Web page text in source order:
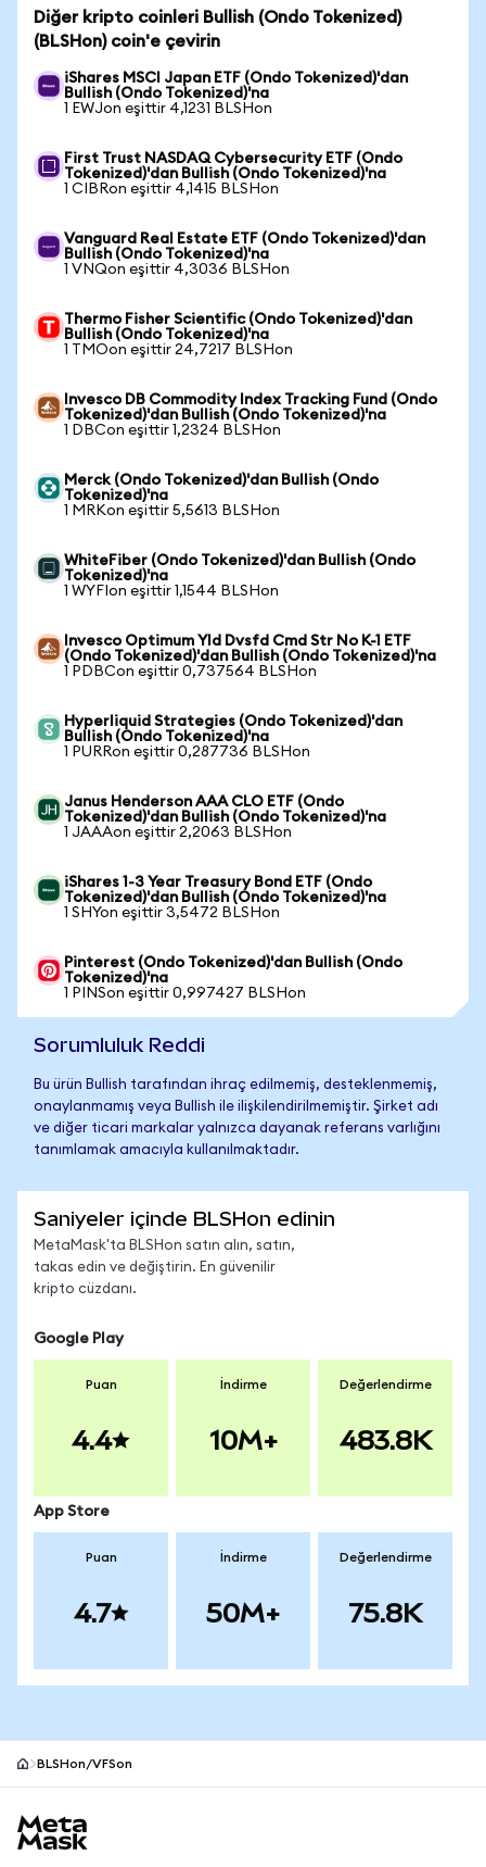
Diğer kripto coinleri Bullish (Ondo Tokenized)
(BLSHon) coin'e çevirin
iShares MSCI Japan ETF (Ondo Tokenized)'dan
Bullish (Ondo Tokenized)'na
1 EWJon eşittir 4,1231 BLSHon
First Trust NASDAQ Cybersecurity ETF (Ondo
Tokenized)'dan Bullish (Ondo Tokenized)'na
1 CIBRon eşittir 4,1415 BLSHon
Vanguard Real Estate ETF (Ondo Tokenized)'dan
Bullish (Ondo Tokenized)'na
1 VNQon eşittir 4,3036 BLSHon
Thermo Fisher Scientific (Ondo Tokenized)'dan
Bullish (Ondo Tokenized)'na
1 TMOon eşittir 24,7217 BLSHon
Invesco DB Commodity Index Tracking Fund (Ondo
Tokenized)'dan Bullish (Ondo Tokenized)'na
1 DBCon eşittir 1,2324 BLSHon
Merck (Ondo Tokenized)'dan Bullish (Ondo
Tokenized)'na
1 MRKon eşittir 5,5613 BLSHon
WhiteFiber (Ondo Tokenized)'dan Bullish (Ondo
Tokenized)'na
1 WYFIon eşittir 1,1544 BLSHon
Invesco Optimum Yld Dvsfd Cmd Str No K-1 ETF
(Ondo Tokenized)'dan Bullish (Ondo Tokenized)'na
1 PDBCon eşittir 0,737564 BLSHon
Hyperliquid Strategies (Ondo Tokenized)'dan
Bullish (Ondo Tokenized)'na
1 PURRon eşittir 0,287736 BLSHon
Janus Henderson AAA CLO ETF (Ondo
Tokenized)'dan Bullish (Ondo Tokenized)'na
1 JAAAon eşittir 2,2063 BLSHon
iShares 1-3 Year Treasury Bond ETF (Ondo
Tokenized)'dan Bullish (Ondo Tokenized)'na
1 SHYon eşittir 3,5472 BLSHon
Pinterest (Ondo Tokenized)'dan Bullish (Ondo
Tokenized)'na
1 PINSon eşittir 0,997427 BLSHon
Sorumluluk Reddi
Bu ürün Bullish tarafından ihraç edilmemiş, desteklenmemiş,
onaylanmamış veya Bullish ile ilişkilendirilmemiştir. Şirket adı
ve diğer ticari markalar yalnızca dayanak referans varlığını
tanımlamak amacıyla kullanılmaktadır.
Saniyeler içinde BLSHon edinin
MetaMask'ta BLSHon satın alın, satın,
takas edin ve değiştirin. En güvenilir
kripto cüzdanı.
Google Play
Puan
4.4
İndirme
10M+
Değerlendirme
483.8K
App Store
Puan
4.7
İndirme
50M+
Değerlendirme
75.8K
BLSHon/VFSon